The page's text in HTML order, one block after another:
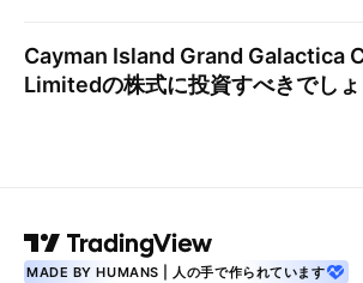
Cayman Island Grand Galactica
Limitedの株式に投資すべきでしょ
MADE BY HUMANS | 人の手で作られています